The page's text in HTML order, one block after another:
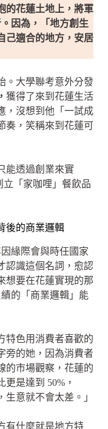
的花蓮土地上，將軍
因為，「地方創生
己適合的地方，安居
。大學聯考意外分發
， 獲得了來到花蓮生活
，沒想到他「一試成
奏，笑稱來到花蓮可
能透過創業來實
立「家咖哩」餐飲品
後的商業邏輯
緣際會與時任國家
認識這個名詞，愈認
想要在花蓮實現的那
的「商業邏輯」能
特色用消費者喜歡的
旁的她，因為消費者
的市場觀察，花蓮的
是達到 50%，
生意就不會太差。」
有什麼就是地方特